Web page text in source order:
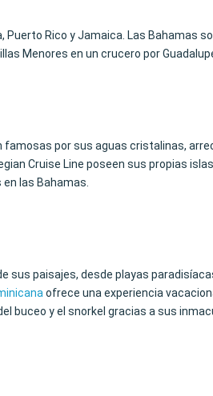
Puerto Rico y Jamaica. Las Bahamas
Menores en un crucero por
por sus aguas cristalinas,
Cruise Line poseen sus propias
las Bahamas.
sus paisajes, desde playas
ofrece una experiencia
buceo y el snorkel gracias a sus